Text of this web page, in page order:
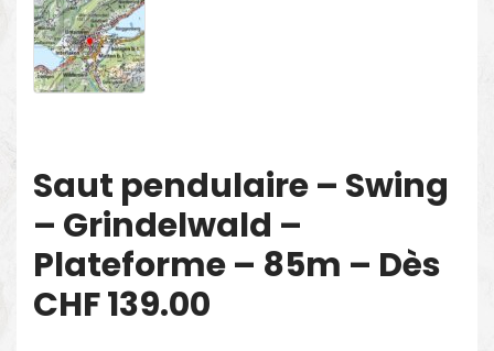
Saut pendulaire – Swing
– Grindelwald –
Plateforme – 85m – Dès
CHF 139.00